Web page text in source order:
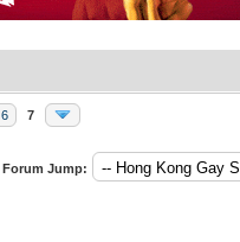
6 7
Forum Jump: